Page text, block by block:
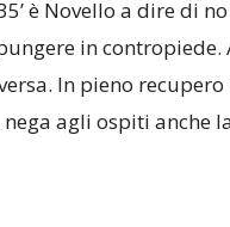
è Novello a dire di
in contropiede.
In pieno
agli ospiti anche